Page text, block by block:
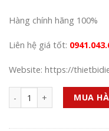
Hàng chính hãng 100%
Liên hệ giá tốt:
Website: https://
Số lượng MUA